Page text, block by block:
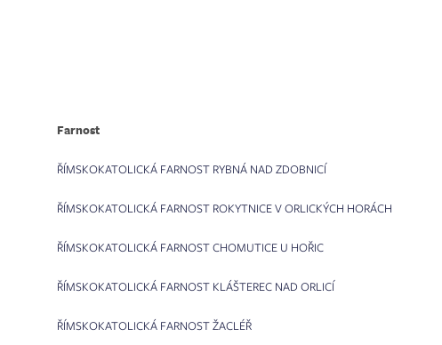
Farnost
ŘÍMSKOKATOLICKÁ FARNOST RYBNÁ NAD ZDOBNICÍ
ŘÍMSKOKATOLICKÁ FARNOST ROKYTNICE V ORLICKÝCH HORÁCH
ŘÍMSKOKATOLICKÁ FARNOST CHOMUTICE U HOŘIC
ŘÍMSKOKATOLICKÁ FARNOST KLÁŠTEREC NAD ORLICÍ
ŘÍMSKOKATOLICKÁ FARNOST ŽACLÉŘ